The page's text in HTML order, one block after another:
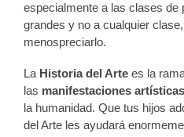
especialmente a las clases de
grandes y no a cualquier
menospreciarlo.
La Historia del Arte es la
las manifestaciones artísticas
la humanidad. Que tus hijos
del Arte les ayudará